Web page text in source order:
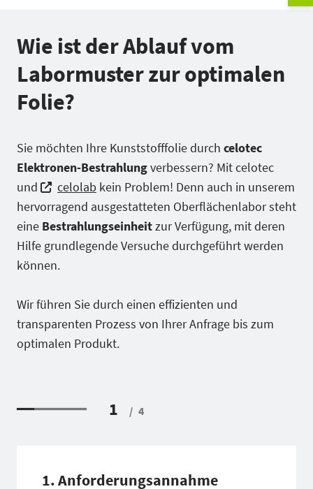
Wie ist der Ablauf vom
Labormuster zur optimalen
Folie?
Sie möchten Ihre Kunststofffolie durch celotec
Elektronen-Bestrahlungverbessern? Mit celotec
und
celolab kein Problem! Denn auch in unserem
hervorragend ausgestatteten Oberflächenlabor steht
eine Bestrahlungseinheitzur Verfügung, mit deren
Hilfe grundlegende Versuche durchgeführt werden
können.
Wir führen Sie durch einen effizienten und
transparenten Prozess von Ihrer Anfrage bis zum
optimalen Produkt.
1 / 4
1. Anforderungsannahme